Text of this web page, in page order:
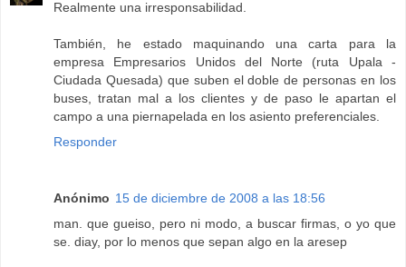
Realmente una irresponsabilidad.
También, he estado maquinando una carta para la
empresa Empresarios Unidos del Norte (ruta Upala -
Ciudada Quesada) que suben el doble de personas en los
buses, tratan mal a los clientes y de paso le apartan el
campo a una piernapelada en los asiento preferenciales.
Responder
Anónimo 15 de diciembre de 2008 a las 18:56
man. que gueiso, pero ni modo, a buscar firmas, o yo que
se. diay, por lo menos que sepan algo en la aresep